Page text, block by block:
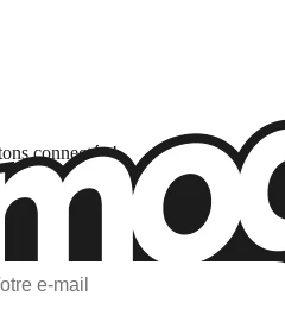
connectés !
jeux, des nouveautés et des contenus
d'intérêt et mes ouvertures et clics